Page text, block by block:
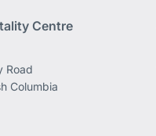
Centre
Road
Columbia